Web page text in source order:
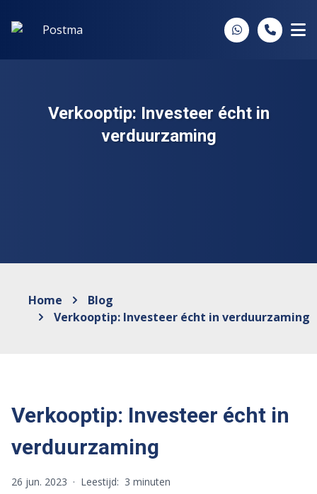
Verkooptip: Investeer écht in
verduurzaming
Home
Blog
Verkooptip: Investeer écht in verduurzaming
Verkooptip: Investeer écht in
verduurzaming
26 jun. 2023 · Leestijd: 3 minuten